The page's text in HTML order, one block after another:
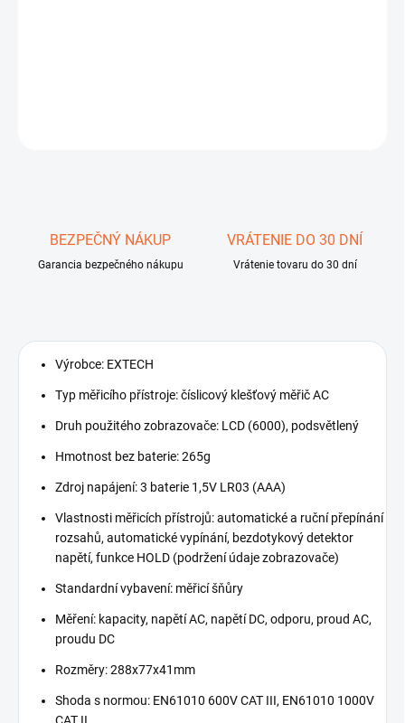
BEZPEČNÝ NÁKUP
Garancia bezpečného nákupu
VRÁTENIE DO 30 DNÍ
Vrátenie tovaru do 30 dní
Výrobce: EXTECH
Typ měřicího přístroje: číslicový klešťový měřič AC
Druh použitého zobrazovače: LCD (6000), podsvětlený
Hmotnost bez baterie: 265g
Zdroj napájení: 3 baterie 1,5V LR03 (AAA)
Vlastnosti měřicích přístrojů: automatické a ruční přepínání
rozsahů, automatické vypínání, bezdotykový detektor
napětí, funkce HOLD (podržení údaje zobrazovače)
Standardní vybavení: měřicí šňůry
Měření: kapacity, napětí AC, napětí DC, odporu, proud AC,
proudu DC
Rozměry: 288x77x41mm
Shoda s normou: EN61010 600V CAT III, EN61010 1000V